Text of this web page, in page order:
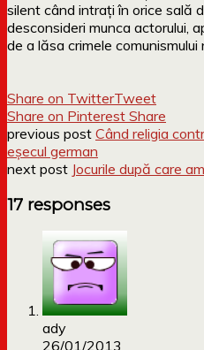
silent când intrați în orice sală
desconsideri munca actorului,
de a lăsa crimele comunismului
Share on TwitterTweet
Share on Pinterest Share
previous post Când religia
eșecul german
next post Jocurile după care
17 responses
ady
26/01/2013